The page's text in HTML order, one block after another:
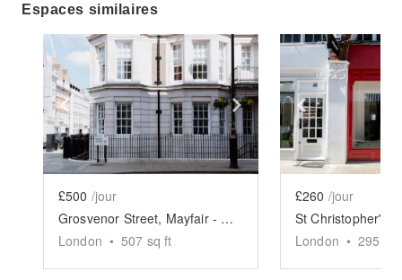
Espaces similaires
Show previous slide Show next slide
£500 /jour
Grosvenor Street, Mayfair - Private Showroom
London • 507 sq ft
Show
£260 /jour
London • 295